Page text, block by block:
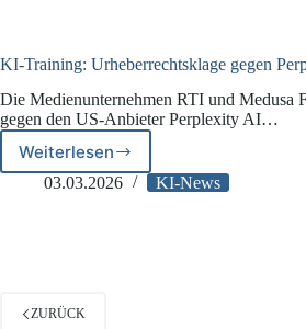
KI-Training: Urheberrechtsklage gegen
Die Medienunternehmen RTI und Medusa
gegen den US-Anbieter Perplexity AI…
Weiterlesen
KI-
Training:
03.03.2026 KI-News
ZURÜCK